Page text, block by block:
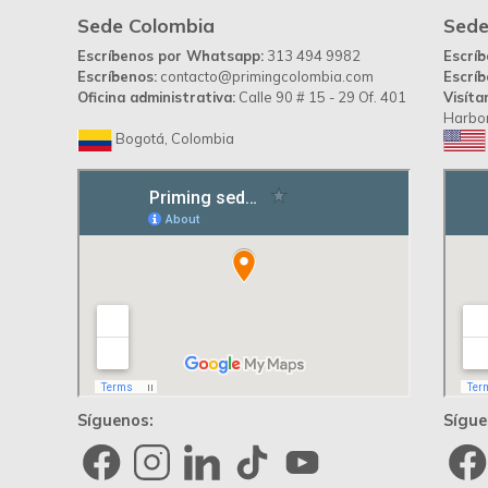
Sede Colombia
Escríbenos por Whatsapp: 313 494 9982
Escríbenos: contacto@primingcolombia.com
Oficina administrativa: Calle 90 # 15 - 29 Of. 401
Bogotá, Colombia
Síguenos: